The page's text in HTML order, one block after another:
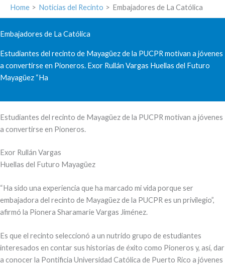
Home Noticias del Recinto Embajadores de La Católica
Embajadores de La Católica
Estudiantes del recinto de Mayagüez de la PUCPR motivan a jóvenes
a convertirse en Pioneros. Exor Rullán Vargas Huellas del Futuro
Mayagüez “Ha
Estudiantes del recinto de Mayagüez de la PUCPR motivan a jóvenes
a convertirse en Pioneros.
Exor Rullán Vargas
Huellas del Futuro Mayagüez
“Ha sido una experiencia que ha marcado mi vida porque ser
embajadora del recinto de Mayagüez de la PUCPR es un privilegio”,
afirmó la Pionera Sharamarie Vargas Jiménez.
Es que el recinto seleccionó a un nutrido grupo de estudiantes
interesados en contar sus historias de éxito como Pioneros y, así, dar
a conocer la Pontificia Universidad Católica de Puerto Rico a jóvenes